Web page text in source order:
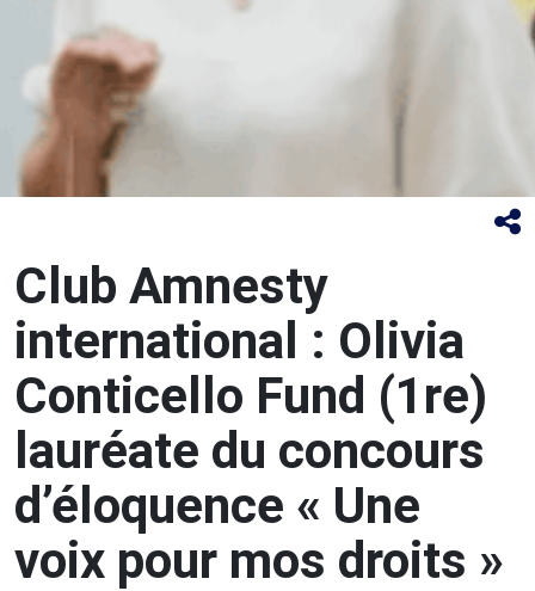
Club Amnesty
international : Olivia
Conticello Fund (1re)
lauréate du concours
d’éloquence « Une
voix pour mos droits »